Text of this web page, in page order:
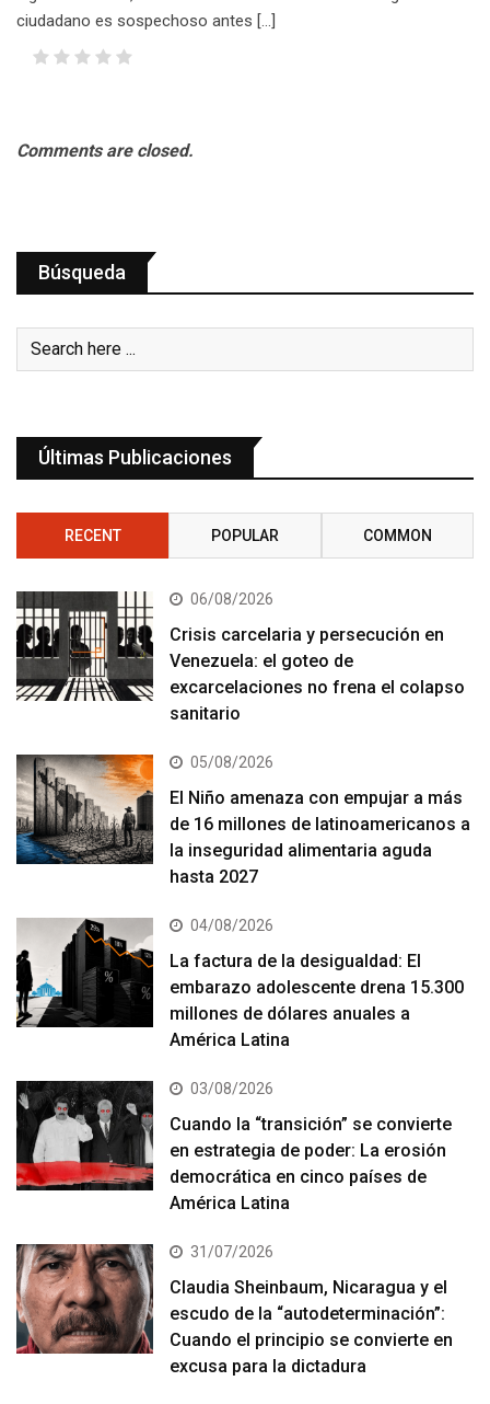
ciudadano es sospechoso antes […]
Comments are closed.
Búsqueda
Últimas Publicaciones
RECENT POPULAR COMMON
06/08/2026
Crisis carcelaria y persecución en
Venezuela: el goteo de
excarcelaciones no frena el colapso
sanitario
05/08/2026
El Niño amenaza con empujar a más
de 16 millones de latinoamericanos a
la inseguridad alimentaria aguda
hasta 2027
04/08/2026
La factura de la desigualdad: El
embarazo adolescente drena 15.300
millones de dólares anuales a
América Latina
03/08/2026
Cuando la “transición” se convierte
en estrategia de poder: La erosión
democrática en cinco países de
América Latina
31/07/2026
Claudia Sheinbaum, Nicaragua y el
escudo de la “autodeterminación”:
Cuando el principio se convierte en
excusa para la dictadura